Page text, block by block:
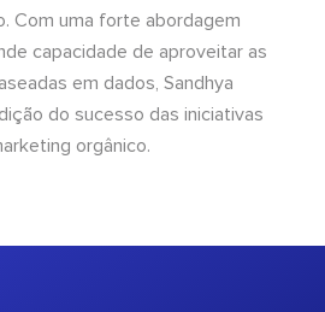
Com uma forte abordagem
capacidade de aproveitar as
em dados, Sandhya
do sucesso das iniciativas
orgânico.